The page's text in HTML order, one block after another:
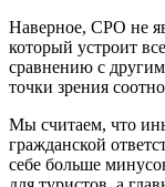
Наверное, СРО не
который устроит
сравнению с
точки зрения
Мы считаем, что
гражданской
себе больше